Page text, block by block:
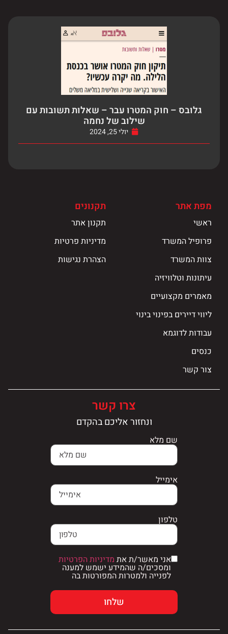
גלובס – חוק המטרו עבר – שאלות תשובות עם
שילוב של נחמה
יולי 25, 2024
מפת אתר
ראשי
פרופיל המשרד
צוות המשרד
עיתונות וטלוויזיה
מאמרים מקצועיים
ליווי דיירים בפינוי בינוי
עבודות לדוגמא
כנסים
צור קשר
תקנונים
תקנון אתר
מדיניות פרטיות
הצהרת נגישות
צרו קשר
ונחזור אליכם בהקדם
שם מלא
אימייל
טלפון
אני מאשר/ת את מדיניות הפרטיות
ומסכים/ה שהמידע ישמש למענה
לפנייה ולמטרות המפורטות בה